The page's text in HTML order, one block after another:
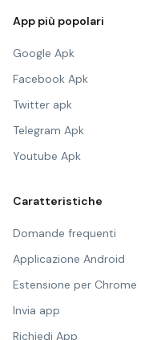
App più popolari
Google Apk
Facebook Apk
Twitter apk
Telegram Apk
Youtube Apk
Caratteristiche
Domande frequenti
Applicazione Android
Estensione per Chrome
Invia app
Richiedi App